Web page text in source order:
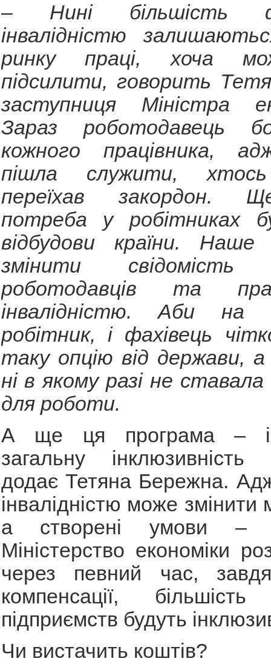
– Нині більшість
інвалідністю
ринку праці, хоча
підсилити, говорить
заступниця Міністра
Зараз роботодавець
кожного працівника,
пішла служити,
переїхав закордон.
потреба у робітниках
відбудови країни.
змінити свідомість
роботодавців та
інвалідністю. Аби на
робітник, і фахівець
таку опцію від держави, а
ні в якому разі не
для роботи.
А ще ця програма –
загальну інклюзивність
додає Тетяна Бережна.
інвалідністю може змінити
а створені умови –
Міністерство економіки
через певний час,
компенсації, більшість
підприємств будуть
Чи вистачить коштів?